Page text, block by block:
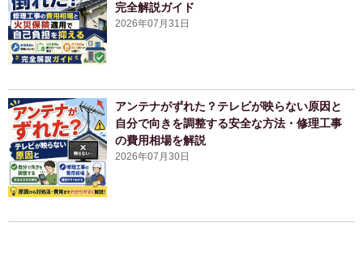
完全解説ガイド
2026年07月31日
アンテナがずれた？テレビが映らない原因と
自分で向きを調整する安全な方法・修理工事
の費用相場を解説
2026年07月30日